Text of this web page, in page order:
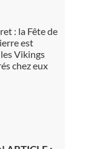
: la Fête de
est
Vikings
chez eux